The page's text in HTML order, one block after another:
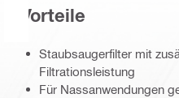
Vorteile
Staubsaugerfilter mit
Filtrationsleistung
Für Nassanwendungen